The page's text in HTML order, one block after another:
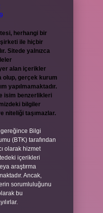
herhangi bir
ile hiçbir
Sitede yalnızca
alan içerikler
olup, gerçek kurum
yapılmamaktadır.
isim benzerlikleri
bilgiler
niteliği taşımazlar.
gereğince Bilgi
(BTK) tarafından
olarak hizmet
içerikleri
araştırma
Ancak,
sorumluluğunu
bu